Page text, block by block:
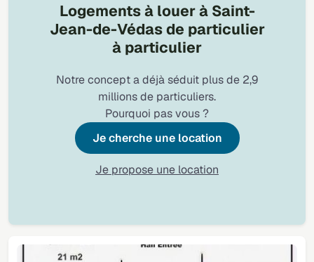
Logements à louer à Saint-
Jean-de-Védas de particulier
à particulier
Notre concept a déjà séduit plus de 2,9
millions de particuliers.
Pourquoi pas vous ?
Je cherche une location
Je propose une location